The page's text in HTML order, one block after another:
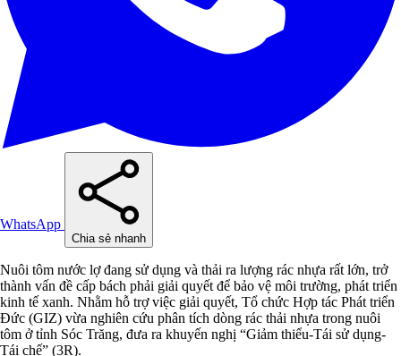
WhatsApp
Chia sẻ nhanh
Nuôi tôm nước lợ đang sử dụng và thải ra lượng rác nhựa rất lớn, trở
thành vấn đề cấp bách phải giải quyết để bảo vệ môi trường, phát triển
kinh tế xanh. Nhằm hỗ trợ việc giải quyết, Tổ chức Hợp tác Phát triển
Đức (GIZ) vừa nghiên cứu phân tích dòng rác thải nhựa trong nuôi
tôm ở tỉnh Sóc Trăng, đưa ra khuyến nghị “Giảm thiểu-Tái sử dụng-
Tái chế” (3R).